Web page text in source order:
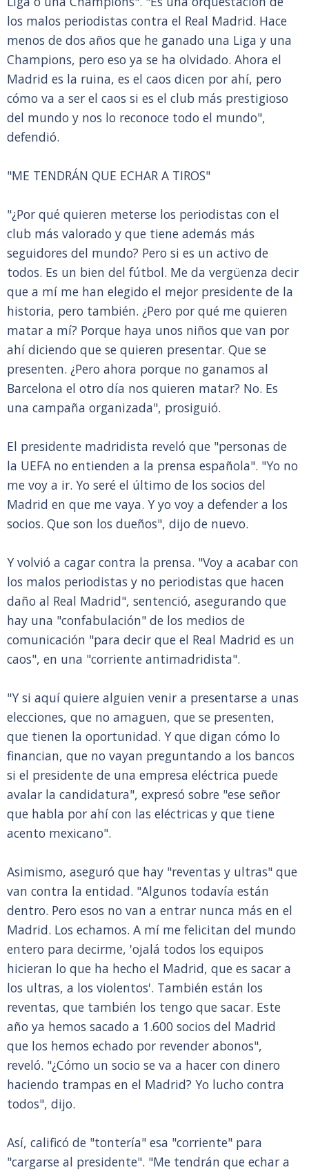
los malos periodistas contra el Real Madrid. Hace
menos de dos años que he ganado una Liga y una
Champions, pero eso ya se ha olvidado. Ahora el
Madrid es la ruina, es el caos dicen por ahí, pero
cómo va a ser el caos si es el club más prestigioso
del mundo y nos lo reconoce todo el mundo",
defendió.
"ME TENDRÁN QUE ECHAR A TIROS"
"¿Por qué quieren meterse los periodistas con el
club más valorado y que tiene además más
seguidores del mundo? Pero si es un activo de
todos. Es un bien del fútbol. Me da vergüenza decir
que a mí me han elegido el mejor presidente de la
historia, pero también. ¿Pero por qué me quieren
matar a mí? Porque haya unos niños que van por
ahí diciendo que se quieren presentar. Que se
presenten. ¿Pero ahora porque no ganamos al
Barcelona el otro día nos quieren matar? No. Es
una campaña organizada", prosiguió.
El presidente madridista reveló que "personas de
la UEFA no entienden a la prensa española". "Yo no
me voy a ir. Yo seré el último de los socios del
Madrid en que me vaya. Y yo voy a defender a los
socios. Que son los dueños", dijo de nuevo.
Y volvió a cagar contra la prensa. "Voy a acabar con
los malos periodistas y no periodistas que hacen
daño al Real Madrid", sentenció, asegurando que
hay una "confabulación" de los medios de
comunicación "para decir que el Real Madrid es un
caos", en una "corriente antimadridista".
"Y si aquí quiere alguien venir a presentarse a unas
elecciones, que no amaguen, que se presenten,
que tienen la oportunidad. Y que digan cómo lo
financian, que no vayan preguntando a los bancos
si el presidente de una empresa eléctrica puede
avalar la candidatura", expresó sobre "ese señor
que habla por ahí con las eléctricas y que tiene
acento mexicano".
Asimismo, aseguró que hay "reventas y ultras" que
van contra la entidad. "Algunos todavía están
dentro. Pero esos no van a entrar nunca más en el
Madrid. Los echamos. A mí me felicitan del mundo
entero para decirme, 'ojalá todos los equipos
hicieran lo que ha hecho el Madrid, que es sacar a
los ultras, a los violentos'. También están los
reventas, que también los tengo que sacar. Este
año ya hemos sacado a 1.600 socios del Madrid
que los hemos echado por revender abonos",
reveló. "¿Cómo un socio se va a hacer con dinero
haciendo trampas en el Madrid? Yo lucho contra
todos", dijo.
Así, calificó de "tontería" esa "corriente" para
"cargarse al presidente". "Me tendrán que echar a